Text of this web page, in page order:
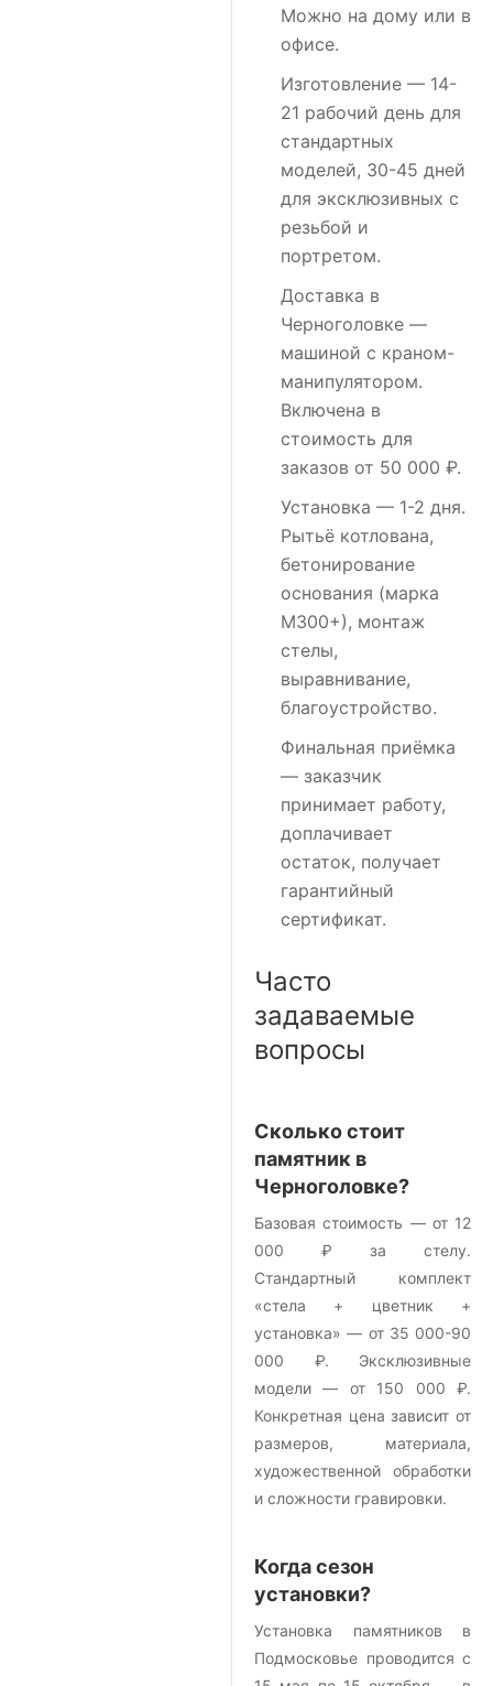
Можно на дому или в
офисе.
Изготовление — 14-
21 рабочий день для
стандартных
моделей, 30-45 дней
для эксклюзивных с
резьбой и
портретом.
Доставка в
Черноголовке —
машиной с краном-
манипулятором.
Включена в
стоимость для
заказов от 50 000 ₽.
Установка — 1-2 дня.
Рытьё котлована,
бетонирование
основания (марка
М300+), монтаж
стелы,
выравнивание,
благоустройство.
Финальная приёмка
— заказчик
принимает работу,
доплачивает
остаток, получает
гарантийный
сертификат.
Часто
задаваемые
вопросы
Сколько стоит
памятник в
Черноголовке?
Базовая стоимость — от 12
000 ₽ за стелу.
Стандартный комплект
«стела + цветник +
установка» — от 35 000-90
000 ₽. Эксклюзивные
модели — от 150 000 ₽.
Конкретная цена зависит от
размеров, материала,
художественной обработки
и сложности гравировки.
Когда сезон
установки?
Установка памятников в
Подмосковье проводится с